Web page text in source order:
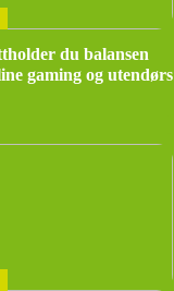
du balansen
gaming og utendørs